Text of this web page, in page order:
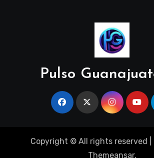
Pulso
Copyright © All rights reserved
Themeansar.